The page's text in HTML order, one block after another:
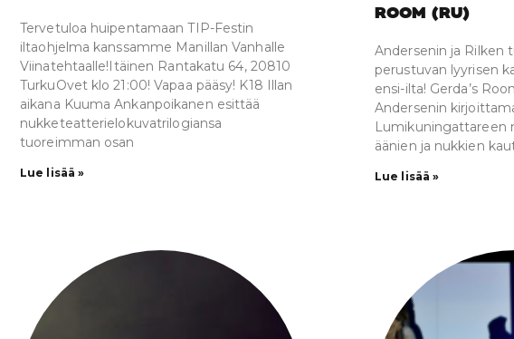
Tervetuloa huipentamaan TIP-Festin
iltaohjelma kanssamme Manillan Vanhalle
Viinatehtaalle!Itäinen Rantakatu 64, 20810
TurkuOvet klo 21:00! Vapaa pääsy! K18 Illan
aikana Kuuma Ankanpoikanen esittää
nukketeatterielokuvatrilogiansa
tuoreimman osan
Lue lisää »
ROOM (RU)
Andersenin ja Rilken
perustuvan lyyrisen
ensi-ilta! Gerda’s
Andersenin
Lumikuningattareen
äänien ja nukkien
Lue lisää »